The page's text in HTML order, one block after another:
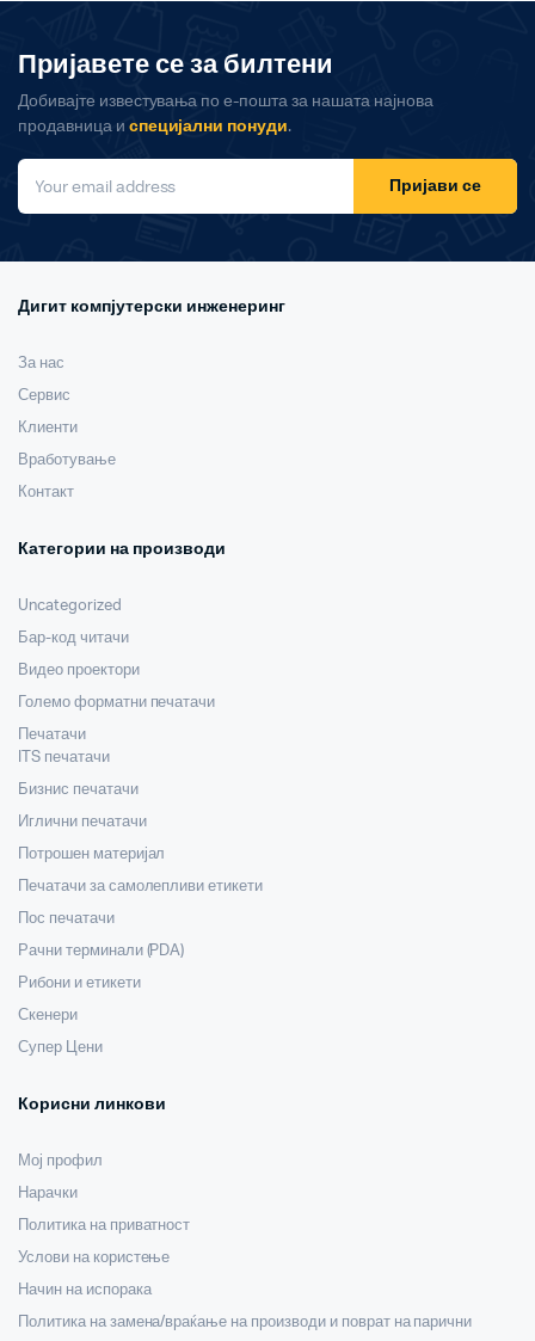
Пријавете се за билтени
Добивајте известувања по е-пошта за нашата најнова
продавница и специјални понуди.
Пријави се
Дигит компјутерски инженеринг
За нас
Сервис
Клиенти
Вработување
Контакт
Категории на производи
Uncategorized
Бар-код читачи
Видео проектори
Големо форматни печатачи
Печатачи
ITS печатачи
Бизнис печатачи
Иглични печатачи
Потрошен материјал
Печатачи за самолепливи етикети
Пос печатачи
Рачни терминали (PDA)
Рибони и етикети
Скенери
Супер Цени
Корисни линкови
Мој профил
Нарачки
Политика на приватност
Услови на користење
Начин на испорака
Политика на замена/враќање на производи и поврат на парични